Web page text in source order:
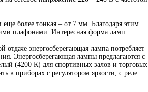
более тонкая – от 7 мм. Благодаря этим
плафонами. Интересная форма ламп
энергосберегающая лампа потребляет
Энергосберегающая лампы предлагаются с
(4200 К) для спортивных залов и торговых
в приборах с регулятором яркости, с реле